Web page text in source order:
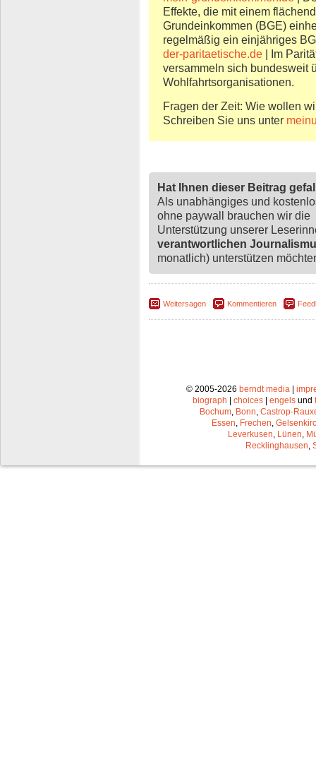
Effekte, die mit einem
Grundeinkommen (BGE)
regelmäßig ein einjähriges
der-paritaetische.de | Im
versammeln sich bundesweit
Wohlfahrtsorganisationen.
Fragen der Zeit: Wie wollen
Schreiben Sie uns unter
Hat Ihnen dieser Beitrag
Als unabhängiges und
ohne paywall brauchen wir die
Unterstützung unserer
verantwortlichen
monatlich) unterstützen
Weitersagen Kommentieren
© 2005-2026 berndt media|
biograph
choices engels und
Bochum, Bonn, Castrop-
Essen, Frechen,
Leverkusen, Lünen,
Recklinghausen,